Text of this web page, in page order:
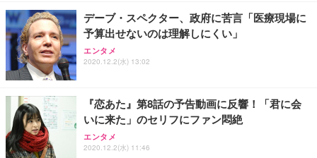
デーブ・スペクター、政府に苦言「医療現場に
予算出せないのは理解しにくい」
エンタメ
2020.12.2(水) 13:02
『恋あた』第8話の予告動画に反響！「君に会
いに来た」のセリフにファン悶絶
エンタメ
2020.12.2(水) 11:46